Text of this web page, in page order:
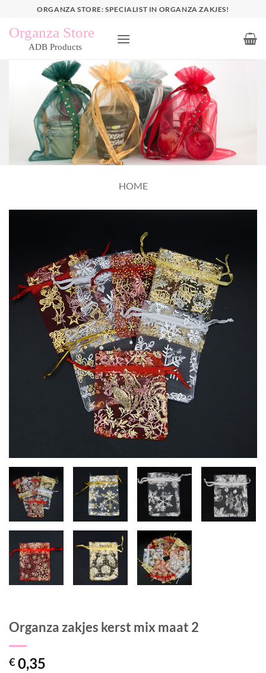
inhoud
ORGANZA STORE: SPECIALIST IN ORGANZA ZAKJES!
HOME
Organza zakjes kerst mix maat 2
€ 0,35